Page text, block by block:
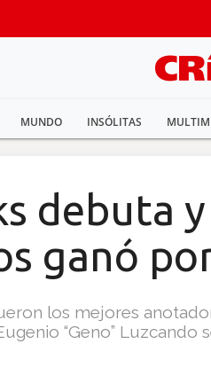
MUNDO INSÓLITAS
debuta y
ganó
los mejores
“Geno” Luzcando